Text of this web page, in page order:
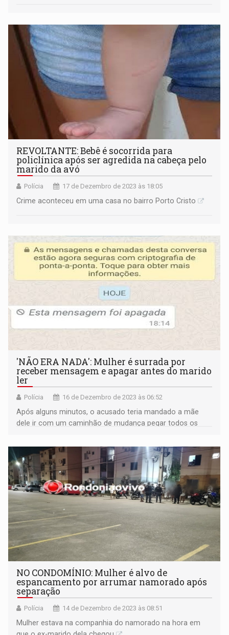
REVOLTANTE: Bebê é socorrida para
policlínica após ser agredida na cabeça pelo
marido da avó
Polícia 17 de Dezembro de 2023 às 18:05
Crime aconteceu em uma casa no bairro Porto Cristo
'NÃO ERA NADA': Mulher é surrada por
receber mensagem e apagar antes do marido
ler
Polícia 16 de Dezembro de 2023 às 06:52
Após alguns minutos, o acusado teria mandado a mãe
dele ir com um caminhão de mudança pegar todos os
NO CONDOMÍNIO: Mulher é alvo de
espancamento por arrumar namorado após
separação
Polícia 14 de Dezembro de 2023 às 08:51
Mulher estava na companhia do namorado na hora em